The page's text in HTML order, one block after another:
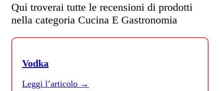
Qui troverai tutte le recensioni di prodotti
nella categoria Cucina E Gastronomia
Vodka
Leggi l’articolo →